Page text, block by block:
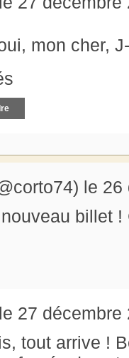
mon cher,
le
billet
27
tout arrive !